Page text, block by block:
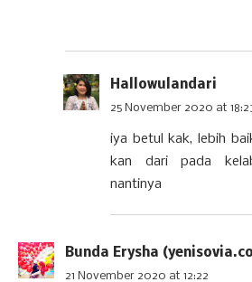
Hallowulandari
25 November 2020 at
iya betul kak, lebih
kan dari pada
nantinya
Bunda Erysha
21 November 2020 at 12:22